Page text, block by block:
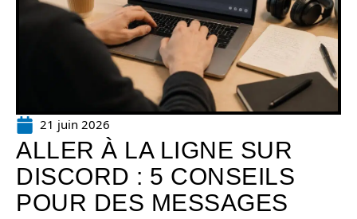
21 juin 2026
ALLER À LA LIGNE SUR
DISCORD : 5 CONSEILS
POUR DES MESSAGES